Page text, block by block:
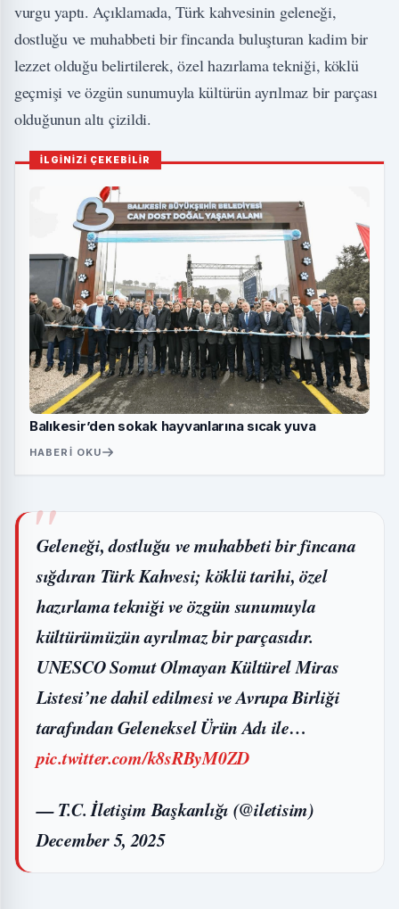
vurgu yaptı. Açıklamada, Türk kahvesinin geleneği,
dostluğu ve muhabbeti bir fincanda buluşturan kadim bir
lezzet olduğu belirtilerek, özel hazırlama tekniği, köklü
geçmişi ve özgün sunumuyla kültürün ayrılmaz bir parçası
olduğunun altı çizildi.
İLGİNİZİ ÇEKEBİLİR
Balıkesir’den sokak hayvanlarına sıcak yuva
HABERI OKU
Geleneği, dostluğu ve muhabbeti bir fincana
sığdıran Türk Kahvesi; köklü tarihi, özel
hazırlama tekniği ve özgün sunumuyla
kültürümüzün ayrılmaz bir parçasıdır.
UNESCO Somut Olmayan Kültürel Miras
Listesi’ne dahil edilmesi ve Avrupa Birliği
tarafından Geleneksel Ürün Adı ile…
pic.twitter.com/k8sRByM0ZD
— T.C. İletişim Başkanlığı (@iletisim)
December 5, 2025